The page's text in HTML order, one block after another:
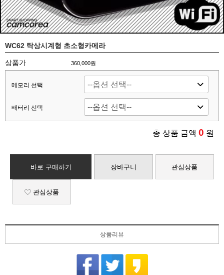
WC62 탁상시계형 초소형카메라
상품가 360,000원
메모리 선택
배터리 선택
총 상품 금액 0 원
바로 구매하기 장바구니 관심상품
관심상품
상품리뷰